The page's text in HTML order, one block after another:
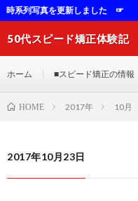
写真を更新しました ☞
50代スピード矯正体験記
ホーム ■スピード矯正の情報
HOME 2017年 10月
2017年10月23日